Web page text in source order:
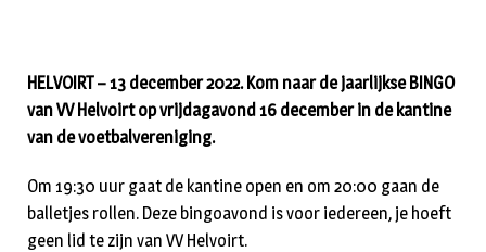
HELVOIRT – 13 december 2022. Kom naar de jaarlijkse BINGO
van VV Helvoirt op vrijdagavond 16 december in de kantine
van de voetbalvereniging.
Om 19:30 uur gaat de kantine open en om 20:00 gaan de
balletjes rollen. Deze bingoavond is voor iedereen, je hoeft
geen lid te zijn van VV Helvoirt.